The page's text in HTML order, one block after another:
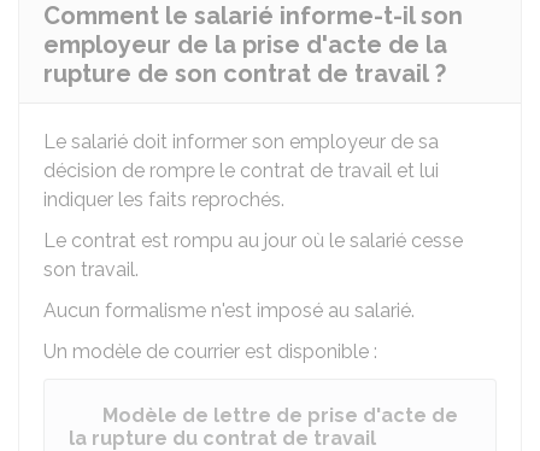
Comment le salarié informe-t-il son
employeur de la prise d'acte de la
rupture de son contrat de travail ?
Le salarié doit informer son employeur de sa
décision de rompre le contrat de travail et lui
indiquer les faits reprochés.
Le contrat est rompu au jour où le salarié cesse
son travail.
Aucun formalisme n'est imposé au salarié.
Un modèle de courrier est disponible :
Modèle de lettre de prise d'acte de
la rupture du contrat de travail